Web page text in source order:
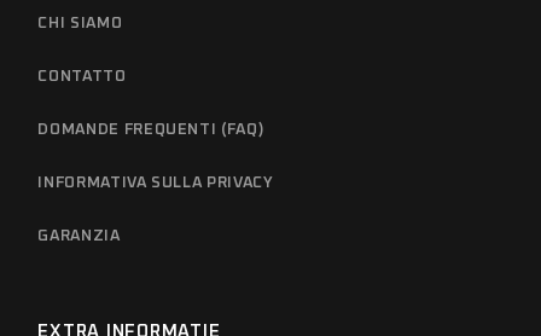
CHI SIAMO
CONTATTO
DOMANDE FREQUENTI (FAQ)
INFORMATIVA SULLA PRIVACY
GARANZIA
EXTRA INFORMATIE